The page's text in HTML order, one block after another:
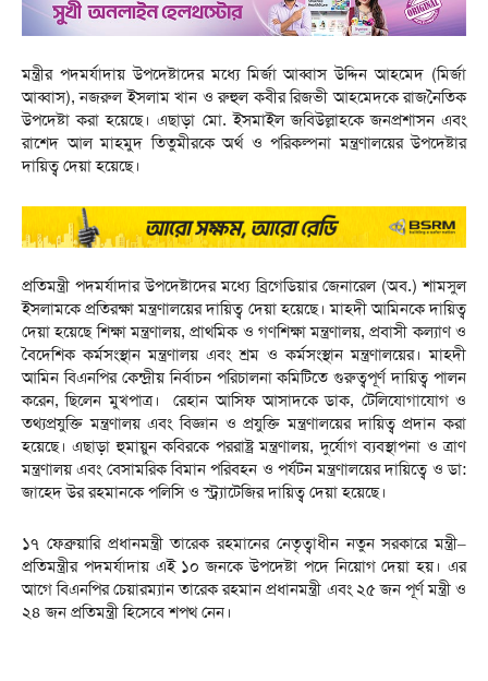
মন্ত্রীর পদমর্যাদায় উপদেষ্টাদের মধ্যে মির্জা আব্বাস উদ্দিন আহমেদ (মির্জা
আব্বাস), নজরুল ইসলাম খান ও রুহুল কবীর রিজভী আহমেদকে রাজনৈতিক
উপদেষ্টা করা হয়েছে। এছাড়া মো. ইসমাইল জবিউল্লাহকে জনপ্রশাসন এবং
রাশেদ আল মাহমুদ তিতুমীরকে অর্থ ও পরিকল্পনা মন্ত্রণালয়ের উপদেষ্টার
দায়িত্ব দেয়া হয়েছে।
প্রতিমন্ত্রী পদমর্যাদার উপদেষ্টাদের মধ্যে ব্রিগেডিয়ার জেনারেল (অব.) শামসুল
ইসলামকে প্রতিরক্ষা মন্ত্রণালয়ের দায়িত্ব দেয়া হয়েছে। মাহদী আমিনকে দায়িত্ব
দেয়া হয়েছে শিক্ষা মন্ত্রণালয়, প্রাথমিক ও গণশিক্ষা মন্ত্রণালয়, প্রবাসী কল্যাণ ও
বৈদেশিক কর্মসংস্থান মন্ত্রণালয় এবং শ্রম ও কর্মসংস্থান মন্ত্রণালয়ের। মাহদী
আমিন বিএনপির কেন্দ্রীয় নির্বাচন পরিচালনা কমিটিতে গুরুত্বপূর্ণ দায়িত্ব পালন
করেন, ছিলেন মুখপাত্র। রেহান আসিফ আসাদকে ডাক, টেলিযোগাযোগ ও
তথ্যপ্রযুক্তি মন্ত্রণালয় এবং বিজ্ঞান ও প্রযুক্তি মন্ত্রণালয়ের দায়িত্ব প্রদান করা
হয়েছে। এছাড়া হুমায়ুন কবিরকে পররাষ্ট্র মন্ত্রণালয়, দুর্যোগ ব্যবস্থাপনা ও ত্রাণ
মন্ত্রণালয় এবং বেসামরিক বিমান পরিবহন ও পর্যটন মন্ত্রণালয়ের দায়িত্বে ও ডা:
জাহেদ উর রহমানকে পলিসি ও স্ট্র্যাটেজির দায়িত্ব দেয়া হয়েছে।
১৭ ফেব্রুয়ারি প্রধানমন্ত্রী তারেক রহমানের নেতৃত্বাধীন নতুন সরকারে মন্ত্রী–
প্রতিমন্ত্রীর পদমর্যাদায় এই ১০ জনকে উপদেষ্টা পদে নিয়োগ দেয়া হয়। এর
আগে বিএনপির চেয়ারম্যান তারেক রহমান প্রধানমন্ত্রী এবং ২৫ জন পূর্ণ মন্ত্রী ও
২৪ জন প্রতিমন্ত্রী হিসেবে শপথ নেন।